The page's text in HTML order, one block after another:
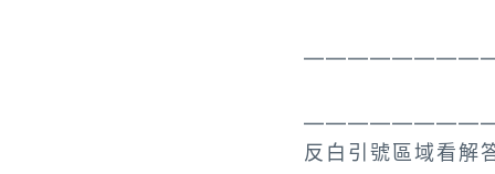
反白引號區域看解